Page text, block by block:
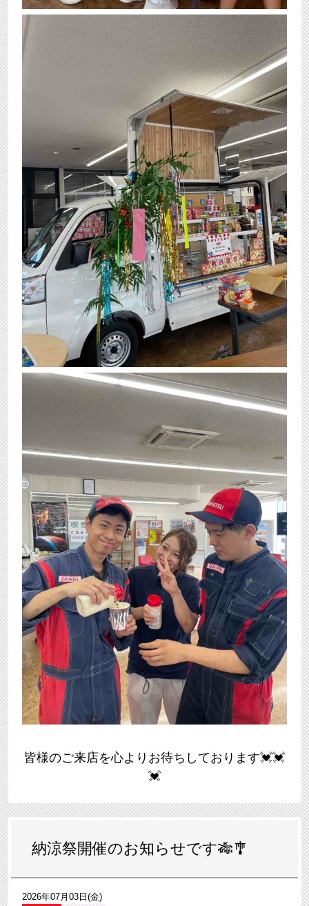
皆様のご来店を心よりお待ちしております💓💓
💓
納涼祭開催のお知らせです🎋🎐
2026年07月03日(金)